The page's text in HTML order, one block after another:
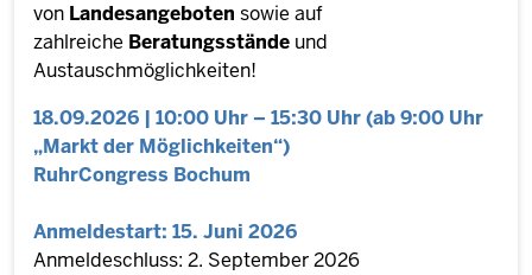
von Landesangeboten sowie auf
zahlreiche Beratungsstände und
Austauschmöglichkeiten!
18.09.2026 | 10:00 Uhr – 15:30 Uhr (ab 9:00 Uhr
„Markt der Möglichkeiten“)
RuhrCongress Bochum
Anmeldestart: 15. Juni 2026
Anmeldeschluss: 2. September 2026